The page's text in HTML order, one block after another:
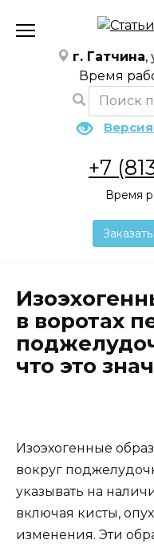
содержанию
г. Гатчина,
Время
+7
Время
в воротах
что это
Изоэхогенные
вокруг
указывать на
включая кисты,
изменения. Эти